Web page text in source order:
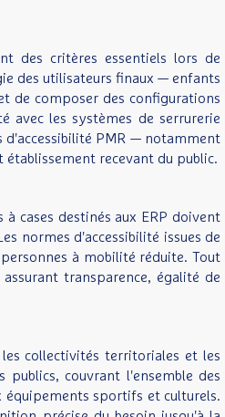
des critères essentiels lors de
des utilisateurs finaux — enfants
de composer des configurations
avec les systèmes de serrurerie
d'accessibilité PMR — notamment
recevant du public.
cases destinés aux ERP doivent
normes d'accessibilité issues de
à mobilité réduite. Tout
transparence, égalité de
collectivités territoriales et les
publics, couvrant l'ensemble des
équipements sportifs et culturels.